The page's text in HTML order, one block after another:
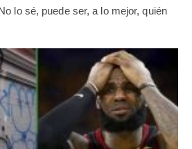
lo sé, puede ser, a lo mejor, quién